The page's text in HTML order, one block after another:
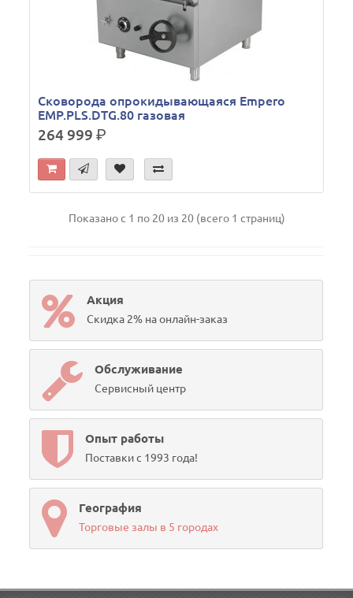
Сковорода опрокидывающаяся Empero
EMP.PLS.DTG.80 газовая
264 999р.
Показано с 1 по 20 из 20 (всего 1 страниц)
Акция
Скидка 2% на онлайн-заказ
Обслуживание
Сервисный центр
Опыт работы
Поставки с 1993 года!
География
Торговые залы в 5 городах